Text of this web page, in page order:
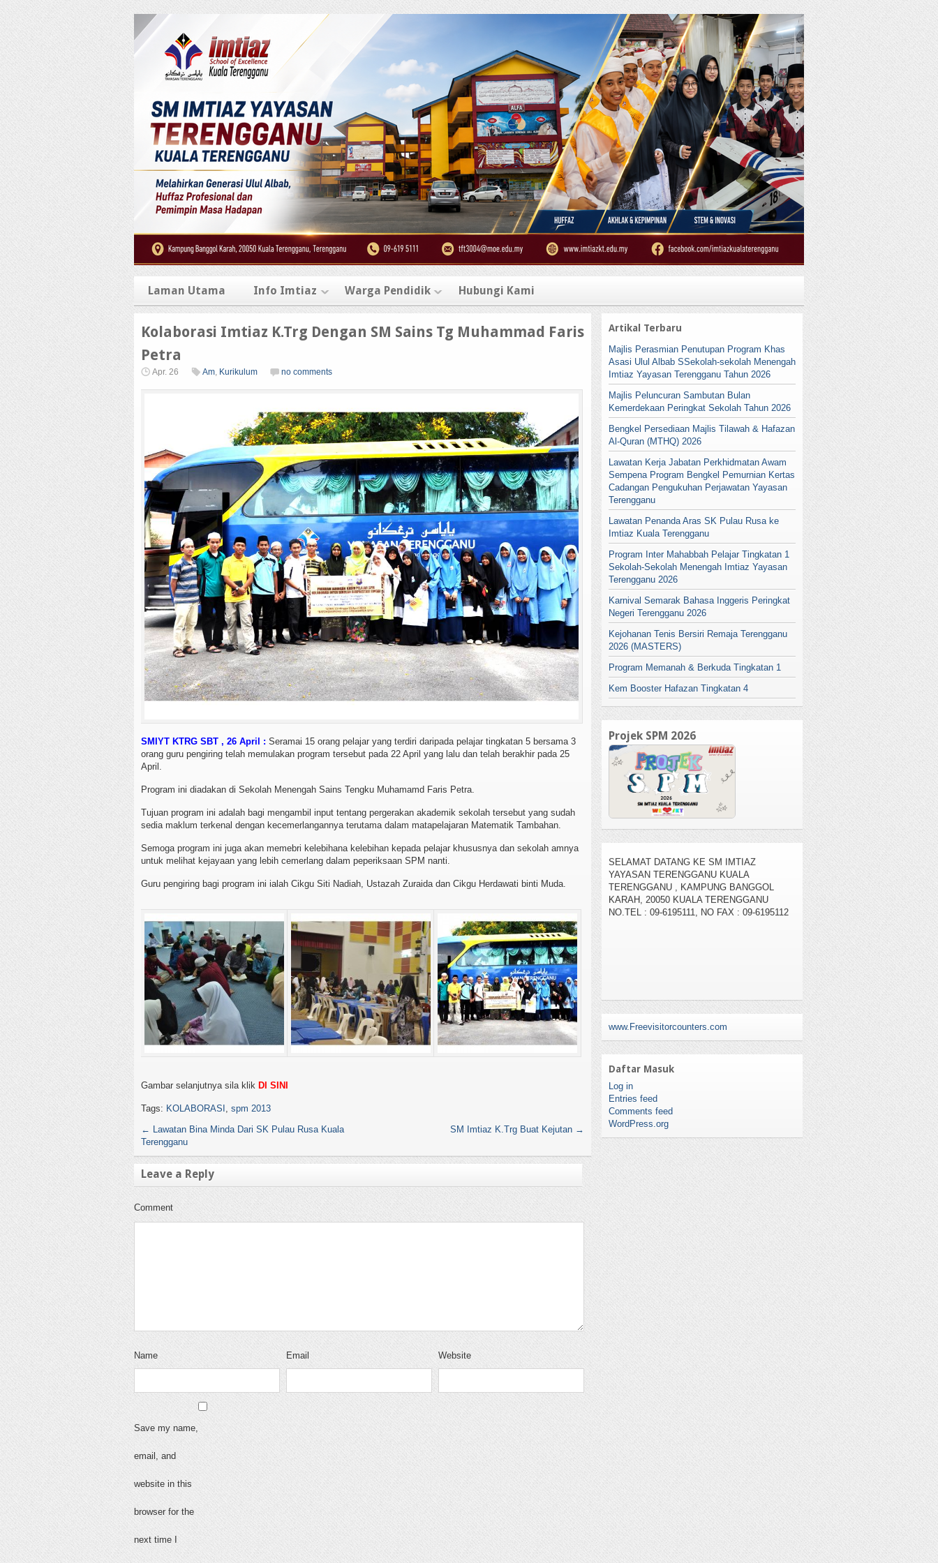
Laman Utama Info Imtiaz Warga Pendidik Hubungi Kami
Kolaborasi Imtiaz K.Trg Dengan SM Sains Tg Muhammad Faris
Petra
Apr. 26 Am, Kurikulum no comments
SMIYT KTRG SBT , 26 April : Seramai 15 orang pelajar yang terdiri daripada pelajar tingkatan 5 bersama 3
orang guru pengiring telah memulakan program tersebut pada 22 April yang lalu dan telah berakhir pada 25
April.
Program ini diadakan di Sekolah Menengah Sains Tengku Muhamamd Faris Petra.
Tujuan program ini adalah bagi mengambil input tentang pergerakan akademik sekolah tersebut yang sudah
sedia maklum terkenal dengan kecemerlangannya terutama dalam matapelajaran Matematik Tambahan.
Semoga program ini juga akan memebri kelebihana kelebihan kepada pelajar khususnya dan sekolah amnya
untuk melihat kejayaan yang lebih cemerlang dalam peperiksaan SPM nanti.
Guru pengiring bagi program ini ialah Cikgu Siti Nadiah, Ustazah Zuraida dan Cikgu Herdawati binti Muda.
Gambar selanjutnya sila klik DI SINI
Tags: KOLABORASI spm 2013
← Lawatan Bina Minda Dari SK Pulau Rusa Kuala
Terengganu
SM Imtiaz K.Trg Buat Kejutan →
Leave a Reply
Comment
Name Email Website
Save my name,
email, and
website in this
browser for the
next time I
Artikal Terbaru
Majlis Perasmian Penutupan Program Khas
Asasi Ulul Albab SSekolah-sekolah Menengah
Imtiaz Yayasan Terengganu Tahun 2026
Majlis Peluncuran Sambutan Bulan
Kemerdekaan Peringkat Sekolah Tahun 2026
Bengkel Persediaan Majlis Tilawah & Hafazan
Al-Quran (MTHQ) 2026
Lawatan Kerja Jabatan Perkhidmatan Awam
Sempena Program Bengkel Pemurnian Kertas
Cadangan Pengukuhan Perjawatan Yayasan
Terengganu
Lawatan Penanda Aras SK Pulau Rusa ke
Imtiaz Kuala Terengganu
Program Inter Mahabbah Pelajar Tingkatan 1
Sekolah-Sekolah Menengah Imtiaz Yayasan
Terengganu 2026
Karnival Semarak Bahasa Inggeris Peringkat
Negeri Terengganu 2026
Kejohanan Tenis Bersiri Remaja Terengganu
2026 (MASTERS)
Program Memanah & Berkuda Tingkatan 1
Kem Booster Hafazan Tingkatan 4
Projek SPM 2026
TERENGGANU , KAMPUNG BANGGOL
KARAH, 20050 KUALA TERENGGANU
NO.TEL : 09-6195111, NO FAX : 09-6195112
www.Freevisitorcounters.com
Daftar Masuk
Log in
Entries feed
Comments feed
WordPress.org